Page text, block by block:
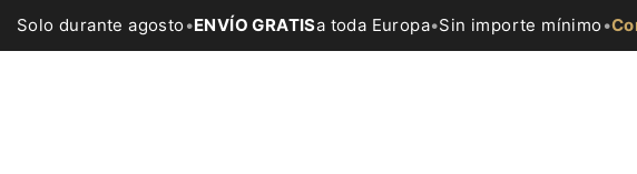
Solo durante agosto •ENVÍO GRATISa toda Europa•Sin importe mínimo •